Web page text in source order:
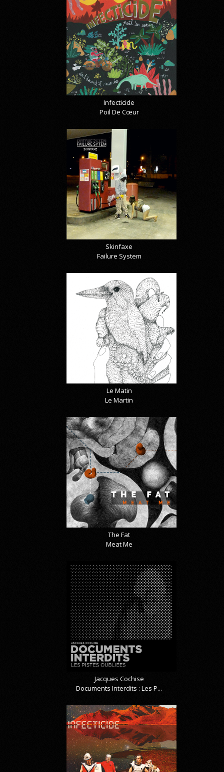
Infecticide
Poil De Cœur
Skinfaxe
Failure System
Le Matin
Le Martin
The Fat
Meat Me
Jacques Cochise
Documents Interdits : Les P...